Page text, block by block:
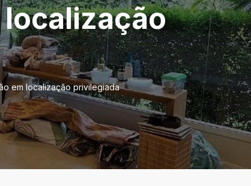
em localização privilegiada